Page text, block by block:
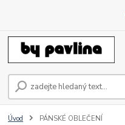
Úvod PÁNSKÉ OBLEČENÍ